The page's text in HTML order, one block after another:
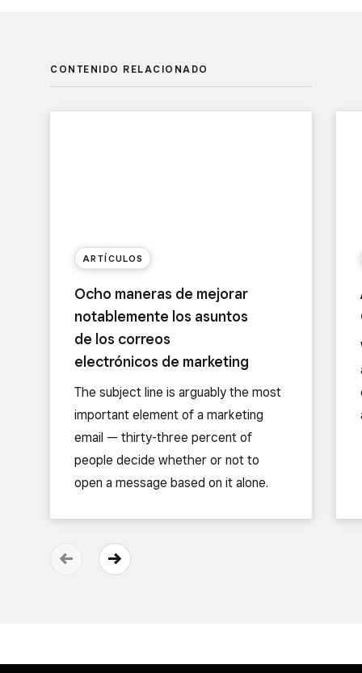
CONTENIDO RELACIONADO
ARTÍCULOS
Ocho maneras de mejorar
notablemente los asuntos
de los correos
electrónicos de marketing
The subject line is arguably the most
important element of a marketing
email — thirty-three percent of
people decide whether or not to
open a message based on it alone.